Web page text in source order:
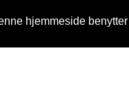
hjemmeside